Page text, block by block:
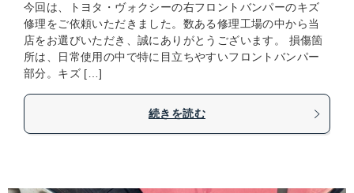
今回は、トヨタ・ヴォクシーの右フロントバンパーのキズ
修理をご依頼いただきました。数ある修理工場の中から当
店をお選びいただき、誠にありがとうございます。 損傷箇
所は、日常使用の中で特に目立ちやすいフロントバンパー
部分。キズ […]
続きを読む